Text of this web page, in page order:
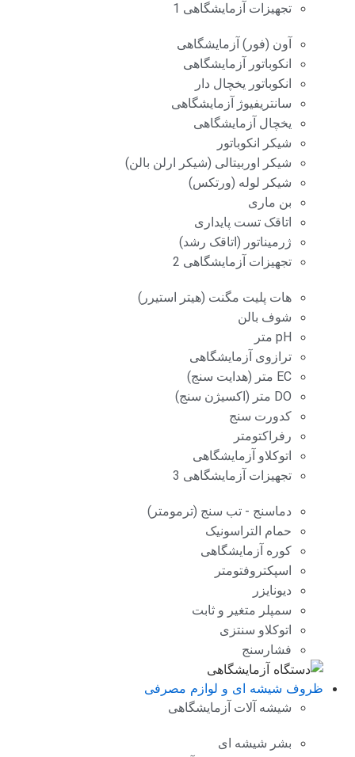
تجهیزات آزمایشگاهی 1
آون (فور) آزمایشگاهی
انکوباتور آزمایشگاهی
انکوباتور یخچال دار
سانتریفیوژ آزمایشگاهی
یخچال آزمایشگاهی
شیکر انکوباتور
شیکر اوربیتالی (شیکر ارلن بالن)
شیکر لوله (ورتکس)
بن ماری
اتاقک تست پایداری
ژرمیناتور (اتاقک رشد)
تجهیزات آزمایشگاهی 2
هات پلیت مگنت (هیتر استیرر)
شوف بالن
pH متر
ترازوی آزمایشگاهی
EC متر (هدایت سنج)
DO متر (اکسیژن سنج)
کدورت سنج
رفراکتومتر
اتوکلاو آزمایشگاهی
تجهیزات آزمایشگاهی 3
دماسنج - تب سنج (ترمومتر)
حمام التراسونیک
کوره آزمایشگاهی
اسپکتروفتومتر
دیونایزر
سمپلر متغیر و ثابت
اتوکلاو سنتزی
فشارسنج
ظروف شیشه ای و لوازم مصرفی
شیشه آلات آزمایشگاهی
بشر شیشه ای